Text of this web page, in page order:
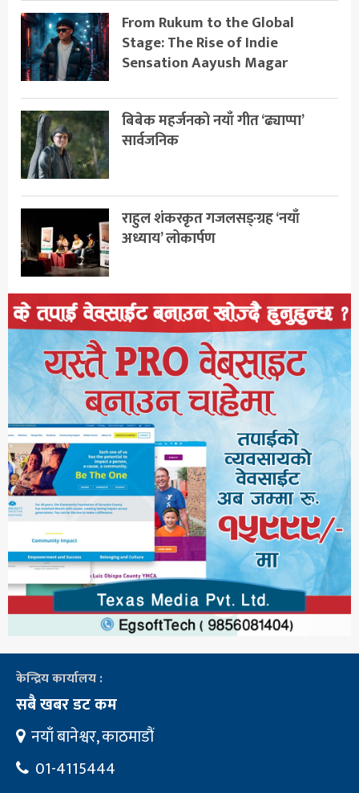
From Rukum to the Global
Stage: The Rise of Indie
Sensation Aayush Magar
बिबेक महर्जनको नयाँ गीत ‘ढ्याप्पा’
सार्वजनिक
राहुल शंकरकृत गजलसङ्ग्रह ‘नयाँ
अध्याय’ लोकार्पण
केन्द्रिय कार्यालय :
सबै खबर डट कम
नयाँ बानेश्वर, काठमाडौं
01-4115444